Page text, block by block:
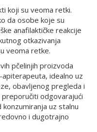
koji su veoma retki.
da osobe koje su
anafilaktičke reakcije
otkazivanja
veoma retke.
pčelinjih proizvoda
idealno uz
obavljenog pregleda i
odgovarajući
uz stalnu
i dugotrajno